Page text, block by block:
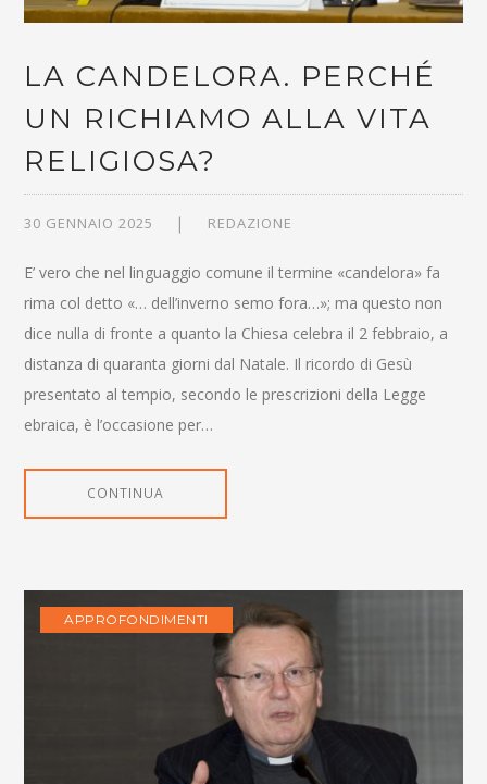
LA CANDELORA. PERCHÉ
UN RICHIAMO ALLA VITA
RELIGIOSA?
30 GENNAIO 2025 REDAZIONE
E’ vero che nel linguaggio comune il termine «candelora» fa
rima col detto «… dell’inverno semo fora…»; ma questo non
dice nulla di fronte a quanto la Chiesa celebra il 2 febbraio, a
distanza di quaranta giorni dal Natale. Il ricordo di Gesù
presentato al tempio, secondo le prescrizioni della Legge
ebraica, è l’occasione per…
CONTINUA
APPROFONDIMENTI